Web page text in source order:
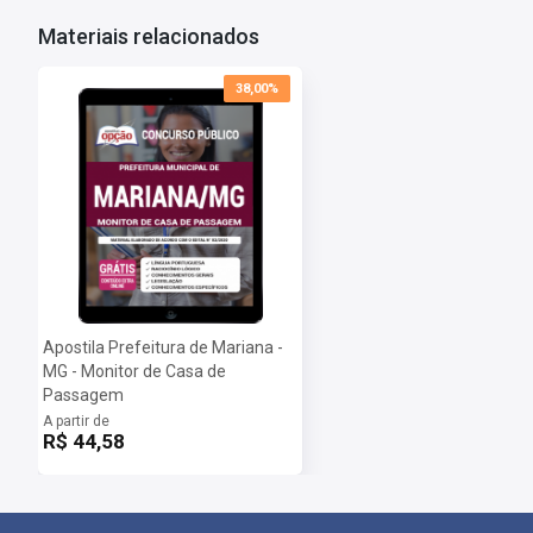
Dúvidas Frequentes:
Posso imprimir a apostila digital?
Sim, basta você fazer o download e imprimir.
Quando poderei acessar minha apostila digital?
Assim que o pagamento for confirmado, você receberá um e-
Importante: caso a apostila esteja em PRÉ-VENDA o arquivo
Materiais relacionados
38,00%
Apostila Prefeitura de Mariana -
MG - Monitor de Casa de
Passagem
A partir de
R$ 44,58